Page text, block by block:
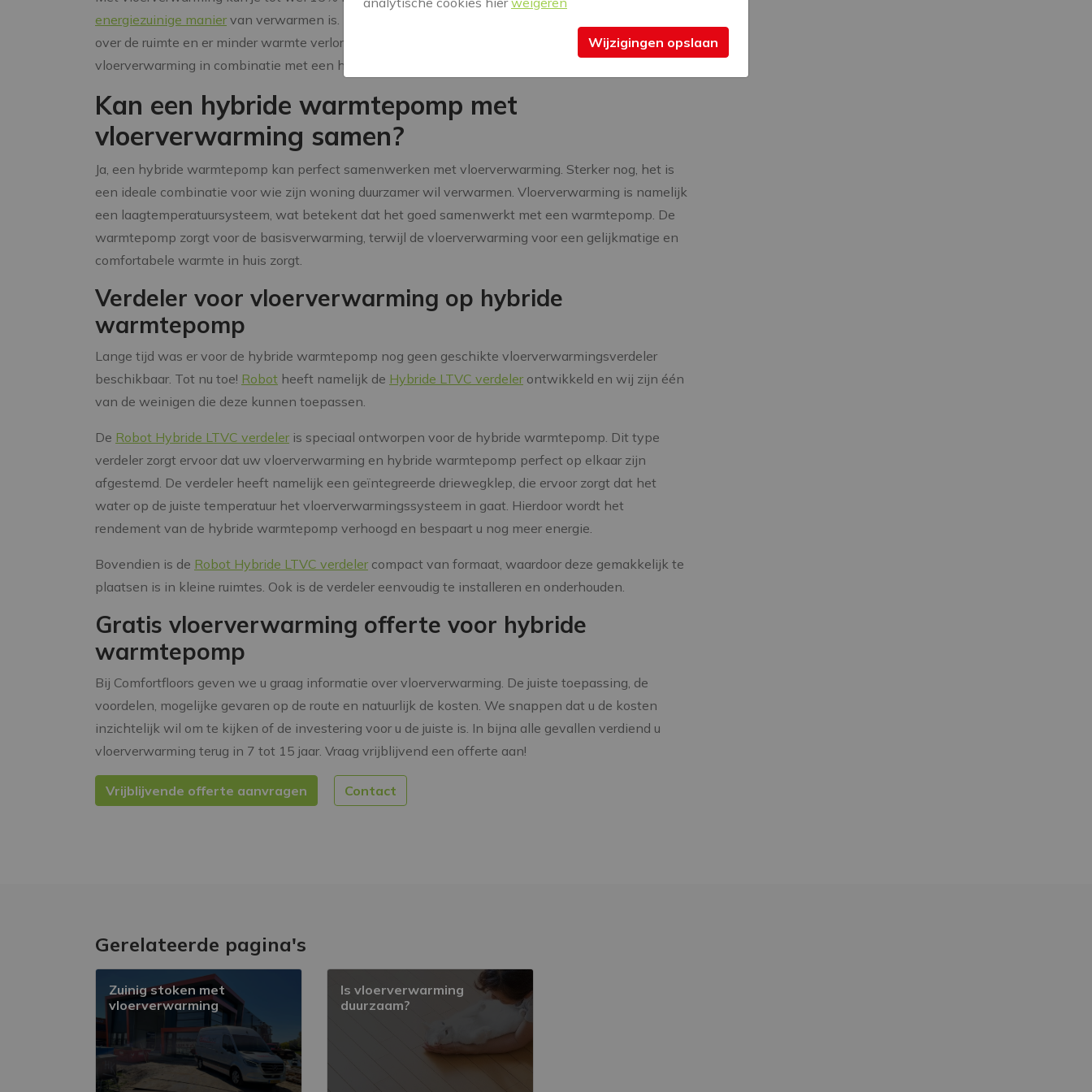
energiezuinige maniervan verwarmen is. Dit komt doordat de warmte gelijkmatig wordt verdeeld
over de ruimte en er minder warmte verloren gaat via de muren en ramen. Daarnaast kan
vloerverwarming in combinatie met een hybride warmtepomp voor extra besparingen zorgen.
Kan een hybride warmtepomp met
vloerverwarming samen?
Ja, een hybride warmtepomp kan perfect samenwerken met vloerverwarming. Sterker nog, het is
een ideale combinatie voor wie zijn woning duurzamer wil verwarmen. Vloerverwarming is namelijk
een laagtemperatuursysteem, wat betekent dat het goed samenwerkt met een warmtepomp. De
warmtepomp zorgt voor de basisverwarming, terwijl de vloerverwarming voor een gelijkmatige en
comfortabele warmte in huis zorgt.
Verdeler voor vloerverwarming op hybride
warmtepomp
Lange tijd was er voor de hybride warmtepomp nog geen geschikte vloerverwarmingsverdeler
beschikbaar. Tot nu toe! Robot heeft namelijk de Hybride LTVC verdeler ontwikkeld en wij zijn één
van de weinigen die deze kunnen toepassen.
De Robot Hybride LTVC verdeler is speciaal ontworpen voor de hybride warmtepomp. Dit type
verdeler zorgt ervoor dat uw vloerverwarming en hybride warmtepomp perfect op elkaar zijn
afgestemd. De verdeler heeft namelijk een geïntegreerde driewegklep, die ervoor zorgt dat het
water op de juiste temperatuur het vloerverwarmingssysteem in gaat. Hierdoor wordt het
rendement van de hybride warmtepomp verhoogd en bespaart u nog meer energie.
Bovendien is de Robot Hybride LTVC verdeler compact van formaat, waardoor deze gemakkelijk te
plaatsen is in kleine ruimtes. Ook is de verdeler eenvoudig te installeren en onderhouden.
Gratis vloerverwarming offerte voor hybride
warmtepomp
Bij Comfortfloors geven we u graag informatie over vloerverwarming. De juiste toepassing, de
voordelen, mogelijke gevaren op de route en natuurlijk de kosten. We snappen dat u de kosten
inzichtelijk wil om te kijken of de investering voor u de juiste is. In bijna alle gevallen verdiend u
vloerverwarming terug in 7 tot 15 jaar. Vraag vrijblijvend een offerte aan!
Vrijblijvende offerte aanvragen Contact
Gerelateerde pagina's
Zuinig stoken met
vloerverwarming
Is vloerverwarming
duurzaam?
Wijzigingen opslaan